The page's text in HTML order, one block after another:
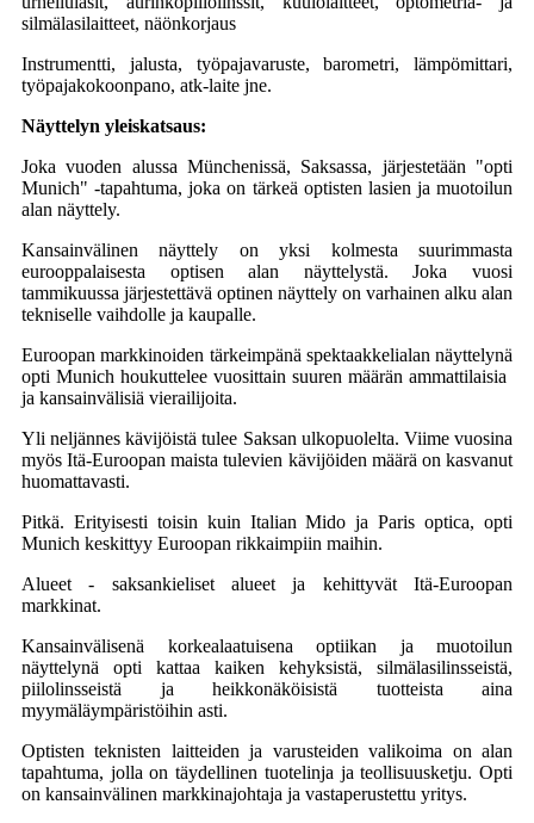
silmälasilaitteet, näönkorjaus
Instrumentti, jalusta, työpajavaruste, barometri, lämpömittari,
työpajakokoonpano, atk-laite jne.
Näyttelyn yleiskatsaus:
Joka vuoden alussa Münchenissä, Saksassa, järjestetään "opti
Munich" -tapahtuma, joka on tärkeä optisten lasien ja muotoilun
alan näyttely.
Kansainvälinen näyttely on yksi kolmesta suurimmasta
eurooppalaisesta optisen alan näyttelystä. Joka vuosi
tammikuussa järjestettävä optinen näyttely on varhainen alku alan
tekniselle vaihdolle ja kaupalle.
Euroopan markkinoiden tärkeimpänä spektaakkelialan näyttelynä
opti Munich houkuttelee vuosittain suuren määrän ammattilaisia ​​
ja kansainvälisiä vierailijoita.
Yli neljännes kävijöistä tulee Saksan ulkopuolelta. Viime vuosina
myös Itä-Euroopan maista tulevien kävijöiden määrä on kasvanut
huomattavasti.
Pitkä. Erityisesti toisin kuin Italian Mido ja Paris optica, opti
Munich keskittyy Euroopan rikkaimpiin maihin.
Alueet - saksankieliset alueet ja kehittyvät Itä-Euroopan
markkinat.
Kansainvälisenä korkealaatuisena optiikan ja muotoilun
näyttelynä opti kattaa kaiken kehyksistä, silmälasilinsseistä,
piilolinsseistä ja heikkonäköisistä tuotteista aina
myymäläympäristöihin asti.
Optisten teknisten laitteiden ja varusteiden valikoima on alan
tapahtuma, jolla on täydellinen tuotelinja ja teollisuusketju. Opti
on kansainvälinen markkinajohtaja ja vastaperustettu yritys.